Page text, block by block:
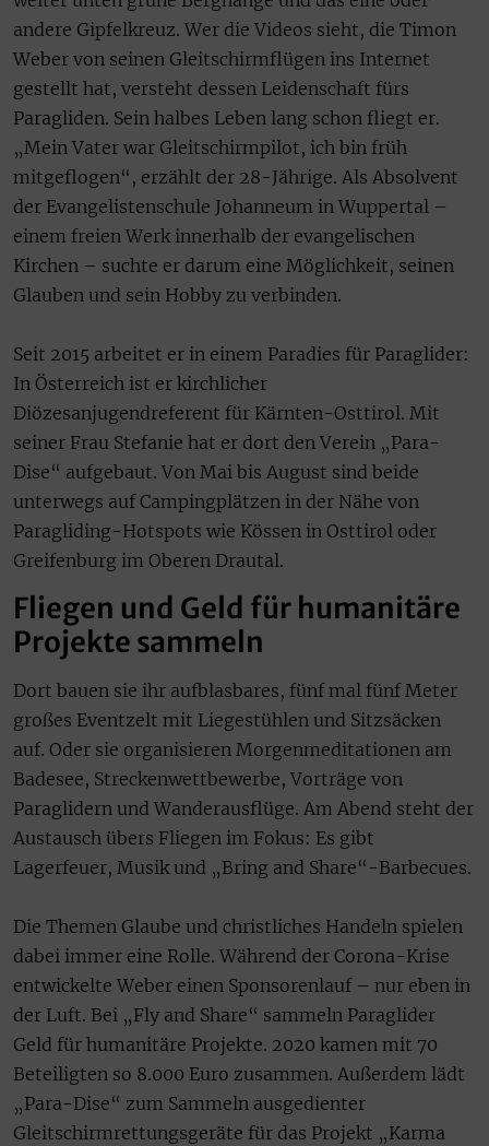
andere Gipfelkreuz. Wer die Videos sieht, die Timon
Weber von seinen Gleitschirmflügen ins Internet
gestellt hat, versteht dessen Leidenschaft fürs
Paragliden. Sein halbes Leben lang schon fliegt er.
„Mein Vater war Gleitschirmpilot, ich bin früh
mitgeflogen“, erzählt der 28-Jährige. Als Absolvent
der Evangelistenschule Johanneum in Wuppertal –
einem freien Werk innerhalb der evangelischen
Kirchen – suchte er darum eine Möglichkeit, seinen
Glauben und sein Hobby zu verbinden.
Seit 2015 arbeitet er in einem Paradies für Paraglider:
In Österreich ist er kirchlicher
Diözesanjugendreferent für Kärnten-Osttirol. Mit
seiner Frau Stefanie hat er dort den Verein „Para-
Dise“ aufgebaut. Von Mai bis August sind beide
unterwegs auf Campingplätzen in der Nähe von
Paragliding-Hotspots wie Kössen in Osttirol oder
Greifenburg im Oberen Drautal.
Fliegen und Geld für humanitäre
Projekte sammeln
Dort bauen sie ihr aufblasbares, fünf mal fünf Meter
großes Eventzelt mit Liegestühlen und Sitzsäcken
auf. Oder sie organisieren Morgenmeditationen am
Badesee, Streckenwettbewerbe, Vorträge von
Paraglidern und Wanderausflüge. Am Abend steht der
Austausch übers Fliegen im Fokus: Es gibt
Lagerfeuer, Musik und „Bring and Share“-Barbecues.
Die Themen Glaube und christliches Handeln spielen
dabei immer eine Rolle. Während der Corona-Krise
entwickelte Weber einen Sponsorenlauf – nur eben in
der Luft. Bei „Fly and Share“ sammeln Paraglider
Geld für humanitäre Projekte. 2020 kamen mit 70
Beteiligten so 8.000 Euro zusammen. Außerdem lädt
„Para-Dise“ zum Sammeln ausgedienter
Gleitschirmrettungsgeräte für das Projekt „Karma